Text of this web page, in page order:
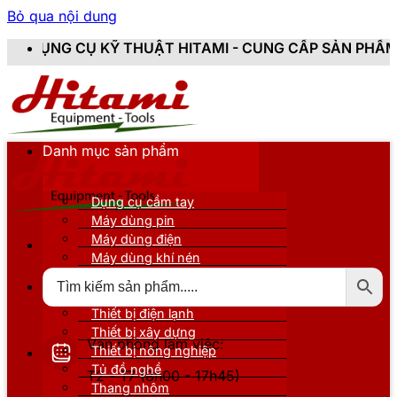
Bỏ qua nội dung
THUẬT HITAMI - CUNG CẤP SẢN PHẨM CHÍNH
Văn phòng làm việc:
T2 - T7 (8h00 - 17h45)
Danh mục sản phẩm
Dụng cụ cầm tay
Máy dùng pin
Máy dùng điện
Máy dùng khí nén
Thiết bị nâng đỡ
Thiết bị điện lạnh
Thiết bị xây dựng
Thiết bị nông nghiệp
Tủ đồ nghề
Thang nhôm